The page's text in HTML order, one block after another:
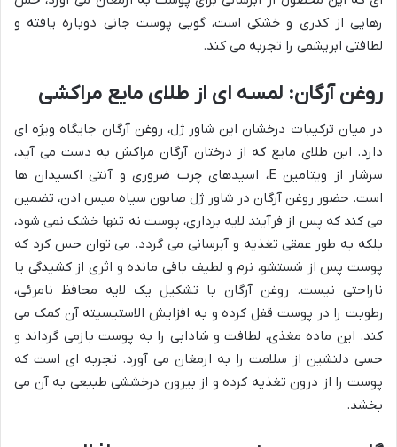
رهایی از کدری و خشکی است، گویی پوست جانی دوباره یافته و
لطافتی ابریشمی را تجربه می کند.
روغن آرگان: لمسه ای از طلای مایع مراکشی
در میان ترکیبات درخشان این شاور ژل، روغن آرگان جایگاه ویژه ای
دارد. این طلای مایع که از درختان آرگان مراکش به دست می آید،
سرشار از ویتامین E، اسیدهای چرب ضروری و آنتی اکسیدان ها
است. حضور روغن آرگان در شاور ژل صابون سیاه میس ادن، تضمین
می کند که پس از فرآیند لایه برداری، پوست نه تنها خشک نمی شود،
بلکه به طور عمقی تغذیه و آبرسانی می گردد. می توان حس کرد که
پوست پس از شستشو، نرم و لطیف باقی مانده و اثری از کشیدگی یا
ناراحتی نیست. روغن آرگان با تشکیل یک لایه محافظ نامرئی،
رطوبت را در پوست قفل کرده و به افزایش الاستیسیته آن کمک می
کند. این ماده مغذی، لطافت و شادابی را به پوست بازمی گرداند و
حسی دلنشین از سلامت را به ارمغان می آورد. تجربه ای است که
پوست را از درون تغذیه کرده و از بیرون درخششی طبیعی به آن می
بخشد.